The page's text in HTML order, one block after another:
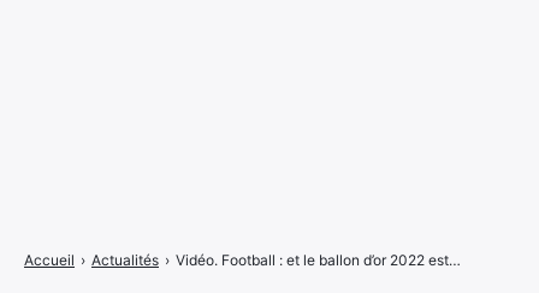
Accueil › Actualités › Vidéo. Football : et le ballon d’or 2022 est…